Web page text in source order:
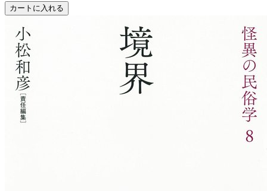
カートに入れる